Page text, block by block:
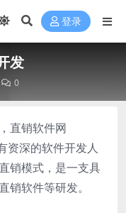
登录
发
0
直销软件网
资深的软件开发人
销模式，是一支具
销软件等研发。